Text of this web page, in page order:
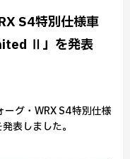
S4特別仕様車
Ⅱ」を発表
グ・WRX S4特別仕様
表しました。